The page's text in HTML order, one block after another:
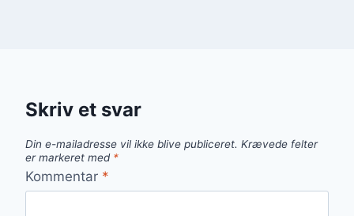
Skriv et svar
Din e-mailadresse vil ikke blive publiceret. Krævede felter
er markeret med *
Kommentar *